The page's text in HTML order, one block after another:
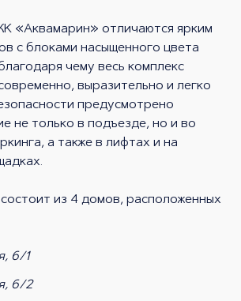
«Аквамарин» отличаются ярким
с блоками насыщенного цвета
чему весь комплекс
выразительно и легко
предусмотрено
не только в подъезде, но и во
а также в лифтах и на
из 4 домов, расположенных
6/1
6/2